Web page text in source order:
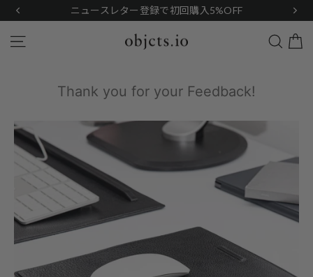
content
ニュースレター登録で初回購入5%OFF
Search
Thank you for your Feedback!